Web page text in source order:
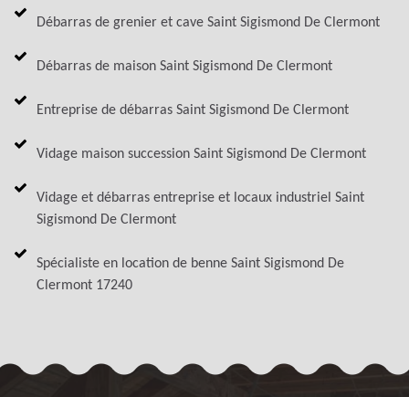
Débarras de grenier et cave Saint Sigismond De Clermont
Débarras de maison Saint Sigismond De Clermont
Entreprise de débarras Saint Sigismond De Clermont
Vidage maison succession Saint Sigismond De Clermont
Vidage et débarras entreprise et locaux industriel Saint
Sigismond De Clermont
Spécialiste en location de benne Saint Sigismond De
Clermont 17240